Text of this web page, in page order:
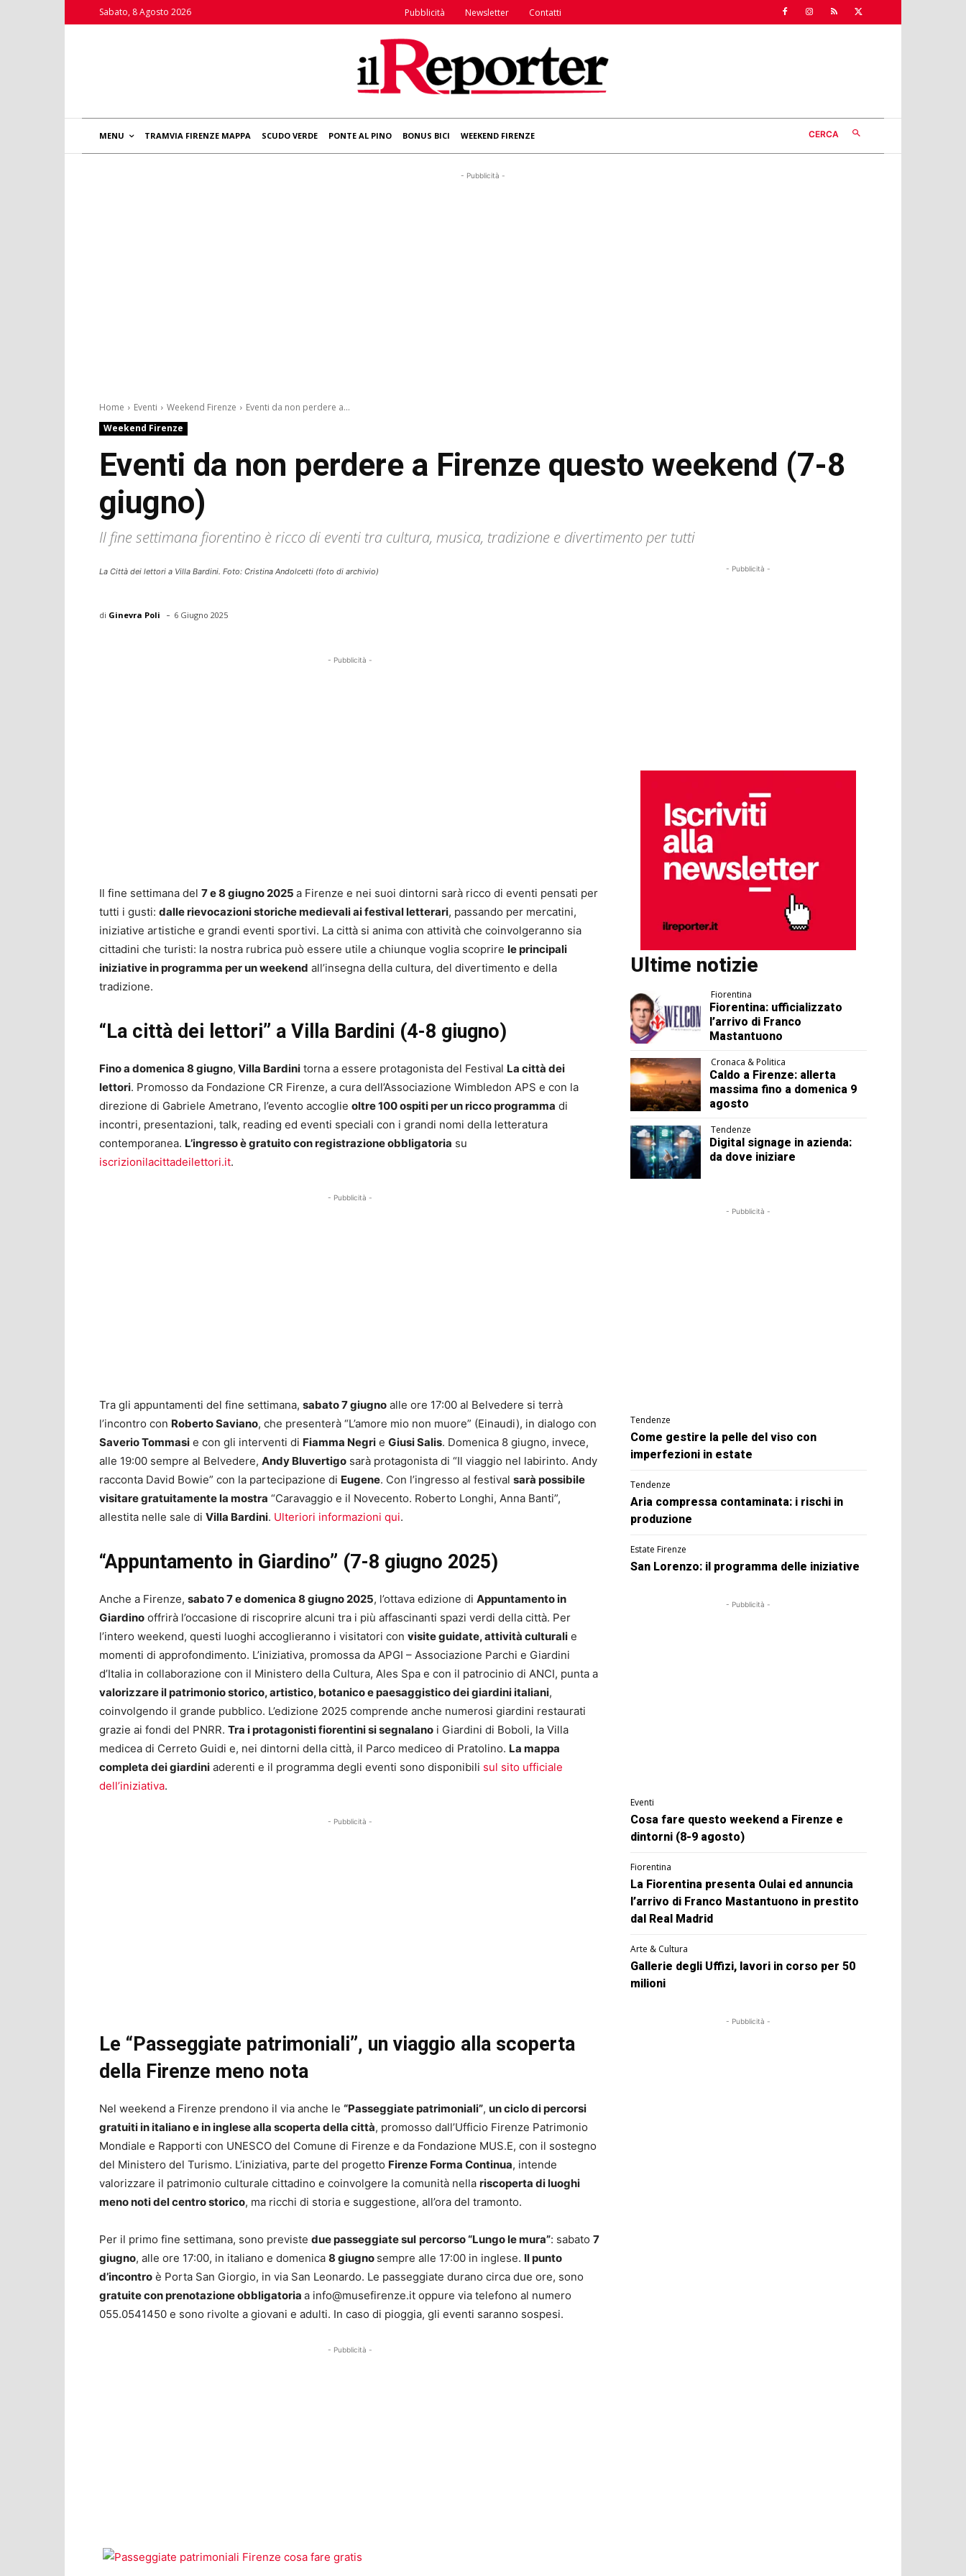
Sabato, 8 Agosto 2026 Pubblicità Newsletter Contatti
MENU TRAMVIA FIRENZE MAPPA SCUDO VERDE PONTE AL PINO BONUS BICI WEEKEND FIRENZE CERCA
- Pubblicità -
Home Eventi Weekend Firenze
Eventi da non perdere a...
Weekend Firenze
Eventi da non perdere a Firenze questo weekend (7-8
giugno)
Il fine settimana fiorentino è ricco di eventi tra cultura, musica, tradizione e divertimento per tutti
La Città dei lettori a Villa Bardini. Foto: Cristina Andolcetti (foto di archivio)
di Ginevra Poli - 6 Giugno 2025
- Pubblicità -
Il fine settimana del 7 e 8 giugno 2025 a Firenze e nei suoi dintorni sarà ricco di eventi pensati per
tutti i gusti: dalle rievocazioni storiche medievali ai festival letterari, passando per mercatini,
iniziative artistiche e grandi eventi sportivi. La città si anima con attività che coinvolgeranno sia
cittadini che turisti: la nostra rubrica può essere utile a chiunque voglia scoprire le principali
iniziative in programma per un weekend all’insegna della cultura, del divertimento e della
tradizione.
“La città dei lettori” a Villa Bardini (4-8 giugno)
Fino a domenica 8 giugno, Villa Bardini torna a essere protagonista del Festival La città dei
lettori. Promosso da Fondazione CR Firenze, a cura dell’Associazione Wimbledon APS e con la
direzione di Gabriele Ametrano, l’evento accoglie oltre 100 ospiti per un ricco programma di
incontri, presentazioni, talk, reading ed eventi speciali con i grandi nomi della letteratura
contemporanea. L’ingresso è gratuito con registrazione obbligatoria su
iscrizionilacittadeilettori.it.
- Pubblicità -
Tra gli appuntamenti del fine settimana, sabato 7 giugno alle ore 17:00 al Belvedere si terrà
l’incontro con Roberto Saviano, che presenterà “L’amore mio non muore” (Einaudi), in dialogo con
Saverio Tommasi e con gli interventi di Fiamma Negri e Giusi Salis. Domenica 8 giugno, invece,
alle 19:00 sempre al Belvedere, Andy Bluvertigo sarà protagonista di “Il viaggio nel labirinto. Andy
racconta David Bowie” con la partecipazione di Eugene. Con l’ingresso al festival sarà possibile
visitare gratuitamente la mostra “Caravaggio e il Novecento. Roberto Longhi, Anna Banti”,
allestita nelle sale di Villa Bardini. Ulteriori informazioni qui.
“Appuntamento in Giardino” (7-8 giugno 2025)
Anche a Firenze, sabato 7 e domenica 8 giugno 2025, l’ottava edizione di Appuntamento in
Giardino offrirà l’occasione di riscoprire alcuni tra i più affascinanti spazi verdi della città. Per
l’intero weekend, questi luoghi accoglieranno i visitatori con visite guidate, attività culturali e
momenti di approfondimento. L’iniziativa, promossa da APGI – Associazione Parchi e Giardini
d’Italia in collaborazione con il Ministero della Cultura, Ales Spa e con il patrocinio di ANCI, punta a
valorizzare il patrimonio storico, artistico, botanico e paesaggistico dei giardini italiani,
coinvolgendo il grande pubblico. L’edizione 2025 comprende anche numerosi giardini restaurati
grazie ai fondi del PNRR. Tra i protagonisti fiorentini si segnalano i Giardini di Boboli, la Villa
medicea di Cerreto Guidi e, nei dintorni della città, il Parco mediceo di Pratolino. La mappa
completa dei giardini aderenti e il programma degli eventi sono disponibili sul sito ufficiale
dell’iniziativa.
- Pubblicità -
Le “Passeggiate patrimoniali”, un viaggio alla scoperta
della Firenze meno nota
Nel weekend a Firenze prendono il via anche le “Passeggiate patrimoniali”, un ciclo di percorsi
gratuiti in italiano e in inglese alla scoperta della città, promosso dall’Ufficio Firenze Patrimonio
Mondiale e Rapporti con UNESCO del Comune di Firenze e da Fondazione MUS.E, con il sostegno
del Ministero del Turismo. L’iniziativa, parte del progetto Firenze Forma Continua, intende
valorizzare il patrimonio culturale cittadino e coinvolgere la comunità nella riscoperta di luoghi
meno noti del centro storico, ma ricchi di storia e suggestione, all’ora del tramonto.
Per il primo fine settimana, sono previste due passeggiate sul percorso “Lungo le mura”: sabato 7
giugno, alle ore 17:00, in italiano e domenica 8 giugno sempre alle 17:00 in inglese. Il punto
d’incontro è Porta San Giorgio, in via San Leonardo. Le passeggiate durano circa due ore, sono
gratuite con prenotazione obbligatoria a info@musefirenze.it oppure via telefono al numero
055.0541450 e sono rivolte a giovani e adulti. In caso di pioggia, gli eventi saranno sospesi.
- Pubblicità -
- Pubblicità -
Ultime notizie
Fiorentina
Fiorentina: ufficializzato
l’arrivo di Franco
Mastantuono
Cronaca & Politica
Caldo a Firenze: allerta
massima fino a domenica 9
agosto
Tendenze
Digital signage in azienda:
da dove iniziare
- Pubblicità -
Tendenze
Come gestire la pelle del viso con
imperfezioni in estate
Tendenze
Aria compressa contaminata: i rischi in
produzione
Estate Firenze
San Lorenzo: il programma delle iniziative
- Pubblicità -
Eventi
Cosa fare questo weekend a Firenze e
dintorni (8-9 agosto)
Fiorentina
La Fiorentina presenta Oulai ed annuncia
l’arrivo di Franco Mastantuono in prestito
dal Real Madrid
Arte & Cultura
Gallerie degli Uffizi, lavori in corso per 50
milioni
- Pubblicità -